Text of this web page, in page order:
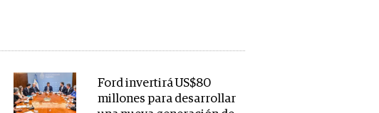
Ford invertirá US$80
millones para desarrollar